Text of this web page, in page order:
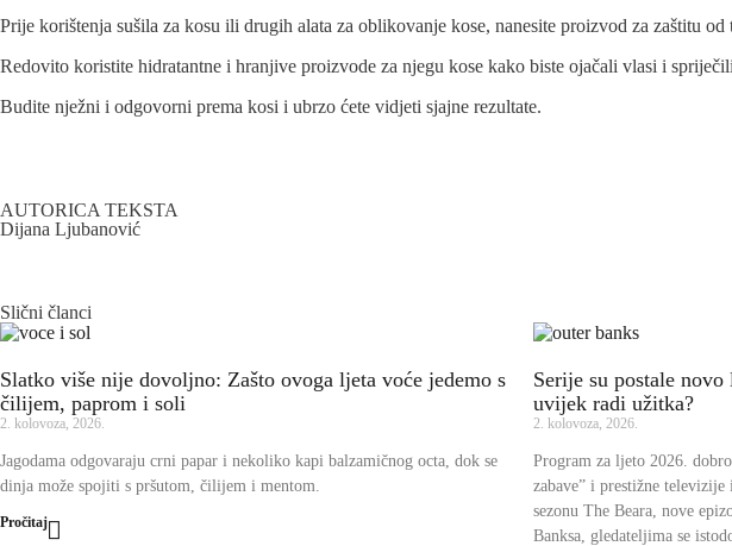
Prije korištenja sušila za kosu ili drugih alata za oblikovanje kose, nanesite proizvod za zaštitu
Redovito koristite hidratantne i hranjive proizvode za njegu kose kako biste ojačali vlasi i
Budite nježni i odgovorni prema kosi i ubrzo ćete vidjeti sjajne rezultate.
AUTORICA TEKSTA
Dijana Ljubanović
Slični članci
Slatko više nije dovoljno: Zašto ovoga ljeta voće jedemo s
čilijem, paprom i soli
2. kolovoza, 2026.
Jagodama odgovaraju crni papar i nekoliko kapi balzamičnog octa, dok se
dinja može spojiti s pršutom, čilijem i mentom.
Pročitaj
Serije su postale
uvijek radi užitka?
2. kolovoza, 2026.
Program za ljeto 2026.
zabave” i prestižne
sezonu The Beara, nove
Banksa, gledateljima se